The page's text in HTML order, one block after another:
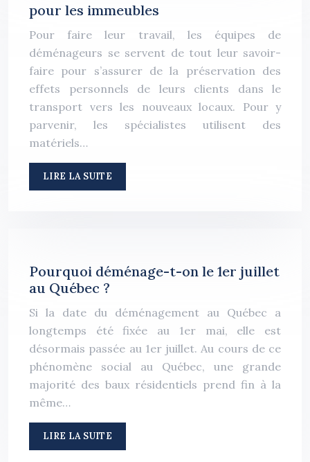
pour les immeubles
Pour faire leur travail, les équipes de
déménageurs se servent de tout leur savoir-
faire pour s’assurer de la préservation des
effets personnels de leurs clients dans le
transport vers les nouveaux locaux. Pour y
parvenir, les spécialistes utilisent des
matériels…
LIRE LA SUITE
Pourquoi déménage-t-on le 1er juillet
au Québec ?
Si la date du déménagement au Québec a
longtemps été fixée au 1er mai, elle est
désormais passée au 1er juillet. Au cours de ce
phénomène social au Québec, une grande
majorité des baux résidentiels prend fin à la
même…
LIRE LA SUITE